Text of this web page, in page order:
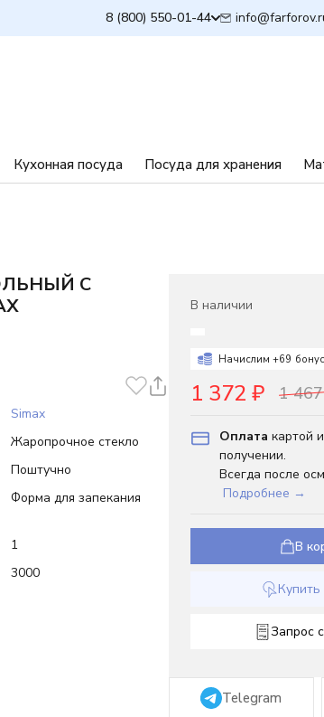
8 (800) 550-01-44
Кухонная посуда Посуда для хранения
С
Simax
Жаропрочное стекло
Поштучно
Форма для запекания
1
3000
В наличии
Начислим +69
1 372 ₽ 1
Оплата картой
получении.
Всегда после
Подробнее →
В
Запрос
Telegram